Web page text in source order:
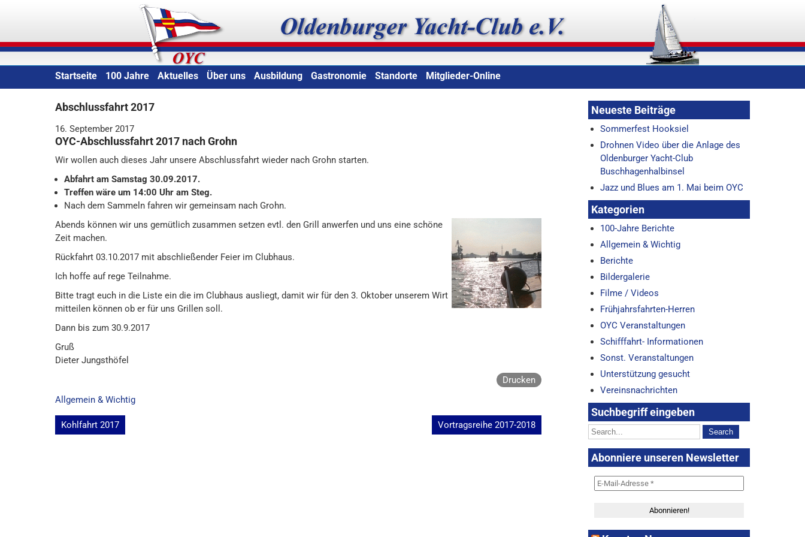
Oldenburger Yacht-Club e.V.
Startseite 100 Jahre Aktuelles Über uns Ausbildung Gastronomie Standorte Mitglieder-Online
Abschlussfahrt 2017
16. September 2017
OYC-Abschlussfahrt 2017 nach Grohn
Wir wollen auch dieses Jahr unsere Abschlussfahrt wieder nach Grohn starten.
Abfahrt am Samstag 30.09.2017.
Treffen wäre um 14:00 Uhr am Steg.
Nach dem Sammeln fahren wir gemeinsam nach Grohn.
Abends können wir uns gemütlich zusammen setzen evtl. den Grill anwerfen und uns eine schöne
Zeit machen.
Rückfahrt 03.10.2017 mit abschließender Feier im Clubhaus.
Ich hoffe auf rege Teilnahme.
Bitte tragt euch in die Liste ein die im Clubhaus ausliegt, damit wir für den 3. Oktober unserem Wirt
mitteilen können ob er für uns Grillen soll.
Dann bis zum 30.9.2017
Gruß
Dieter Jungsthöfel
Drucken
Allgemein & Wichtig
Beitragsnavigation
Kohlfahrt 2017 Vortragsreihe 2017-2018
Neueste Beiträge
Sommerfest Hooksiel
Drohnen Video über die Anlage des
Oldenburger Yacht-Club
Buschhagenhalbinsel
Jazz und Blues am 1. Mai beim OYC
Kategorien
100-Jahre Berichte
Allgemein & Wichtig
Berichte
Bildergalerie
Filme / Videos
Frühjahrsfahrten-Herren
OYC Veranstaltungen
Schifffahrt- Informationen
Sonst. Veranstaltungen
Unterstützung gesucht
Vereinsnachrichten
Suchbegriff eingeben
Abonniere unseren Newsletter